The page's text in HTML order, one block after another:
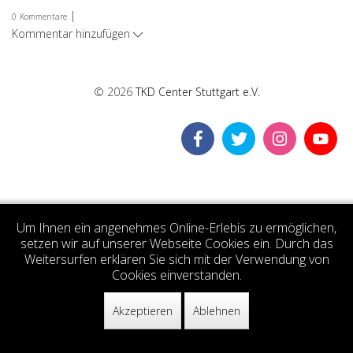
0 Kommentare |
Kommentar hinzufügen
© 2026TKD Center Stuttgart e.V.
Um Ihnen ein angenehmes Online-Erlebis zu ermöglichen,
setzen wir auf unserer Webseite Cookies ein. Durch das
Weitersurfen erklären Sie sich mit der Verwendung von
Cookies einverstanden.
Akzeptieren Ablehnen